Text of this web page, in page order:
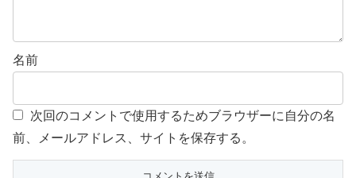
名前
次回のコメントで使用するためブラウザーに自分の名
前、メールアドレス、サイトを保存する。